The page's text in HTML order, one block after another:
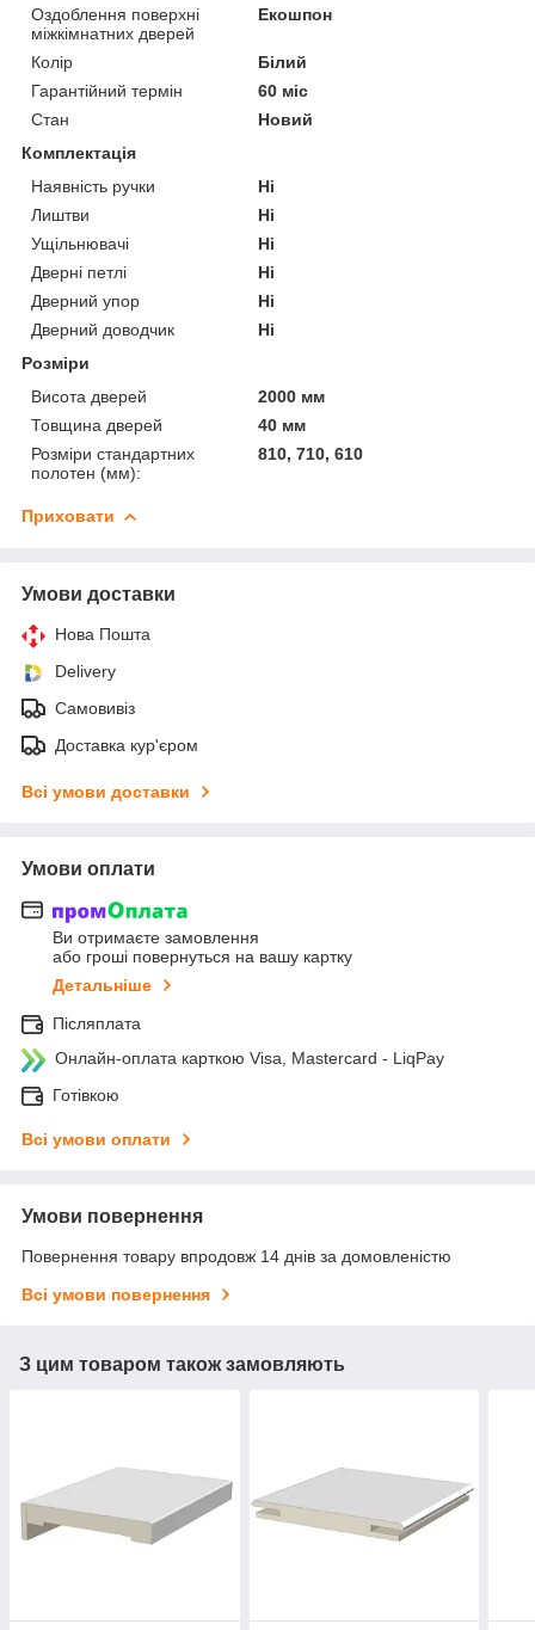
Оздоблення поверхні
міжкімнатних дверей
Екошпон
Колір
Білий
Гарантійний термін
60 міс
Стан
Новий
Комплектація
Наявність ручки
Ні
Лиштви
Ні
Ущільнювачі
Ні
Дверні петлі
Ні
Дверний упор
Ні
Дверний доводчик
Ні
Розміри
Висота дверей
2000 мм
Товщина дверей
40 мм
Розміри стандартних
полотен (мм):
810, 710, 610
Приховати
Умови доставки
Нова Пошта
Delivery
Самовивіз
Доставка кур'єром
Всі умови доставки
Умови оплати
Ви отримаєте замовлення
або гроші повернуться на вашу картку
Детальніше
Післяплата
Онлайн-оплата карткою Visa, Mastercard - LiqPay
Готівкою
Всі умови оплати
Умови повернення
Повернення товару впродовж 14 днів за домовленістю
Всі умови повернення
З цим товаром також замовляють